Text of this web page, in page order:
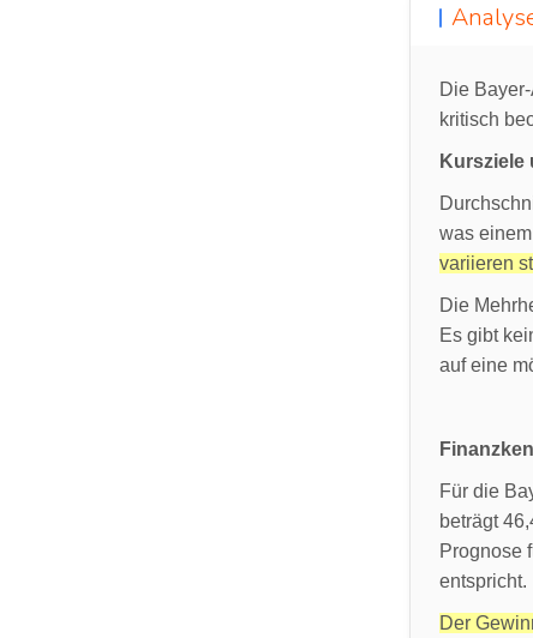
Die
kritisch
Kursziele
was
variieren
Die
Es gibt
auf eine
Für die
beträgt
Prognose
entspricht.
Der